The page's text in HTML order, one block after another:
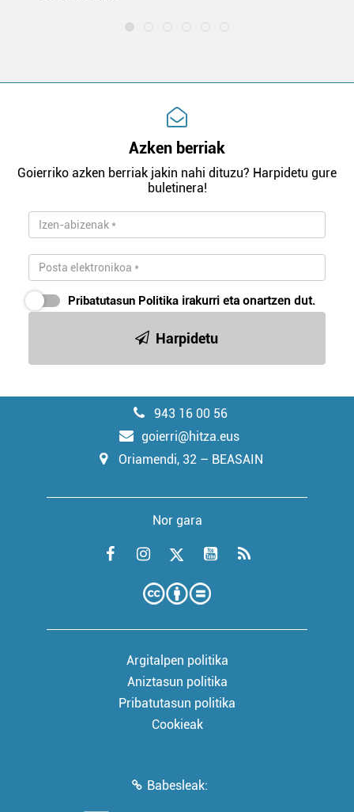
Azken berriak
Goierriko azken berriak jakin nahi dituzu? Harpidetu gure
buletinera!
Pribatutasun Politika irakurri eta onartzen dut.
Harpidetu
943 16 00 56
goierri@hitza.eus
Oriamendi, 32 – BEASAIN
Nor gara
Argitalpen politika
Aniztasun politika
Pribatutasun politika
Cookieak
Babesleak: